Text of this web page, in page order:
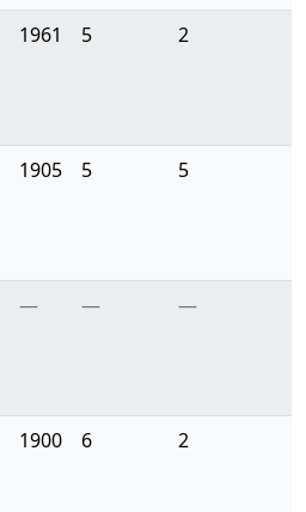
1961 5 2
1905 5 5
— — —
1900 6 2